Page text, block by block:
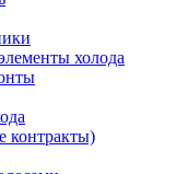
холода
контракты)